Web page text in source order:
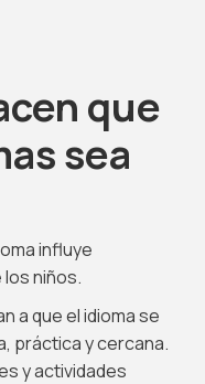
que
sea
influye
niños.
a que el idioma se
práctica y cercana.
y actividades